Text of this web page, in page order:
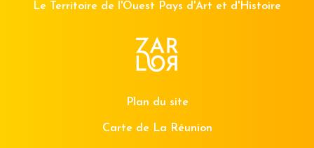
Le Territoire de l'Ouest Pays d'Art et d'Histoire
Plan du site
Carte de La Réunion